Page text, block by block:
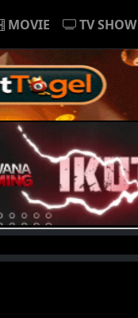
MOVIE TV SHOW